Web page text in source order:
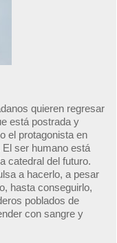
quieren regresar
está postrada y
el protagonista en
ser humano está
catedral del futuro.
a hacerlo, a pesar
hasta conseguirlo,
poblados de
con sangre y